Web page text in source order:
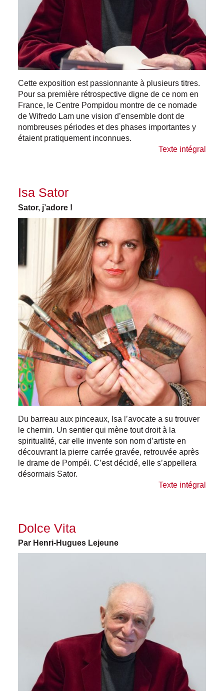
Cette exposition est passionnante à plusieurs titres.
Pour sa première rétrospective digne de ce nom en
France, le Centre Pompidou montre de ce nomade
de Wifredo Lam une vision d’ensemble dont de
nombreuses périodes et des phases importantes y
étaient pratiquement inconnues.
Texte intégral
Isa Sator
Sator, j’adore !
Du barreau aux pinceaux, Isa l’avocate a su trouver
le chemin. Un sentier qui mène tout droit à la
spiritualité, car elle invente son nom d’artiste en
découvrant la pierre carrée gravée, retrouvée après
le drame de Pompéi. C’est décidé, elle s’appellera
désormais Sator.
Texte intégral
Dolce Vita
Par Henri-Hugues Lejeune